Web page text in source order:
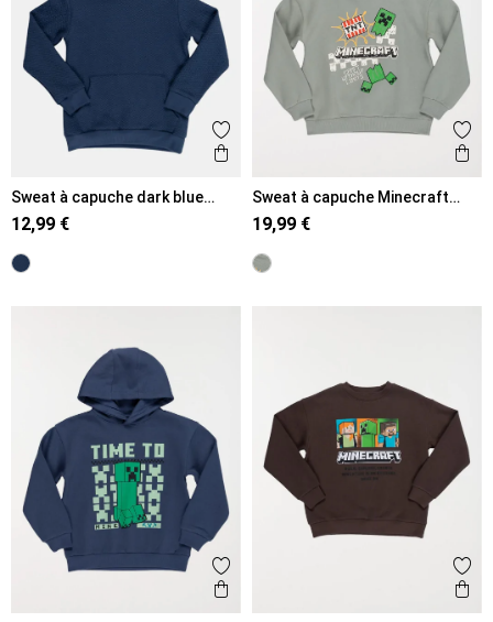
Ajouter aux favoris
Aperçu rapide
Sweat à capuche dark blue
garçon (6-12A)
12,99 €
Sweat à capuche Minecraft
garçon (6-12A)
19,99 €
Ajouter aux favoris
Aperçu rapide